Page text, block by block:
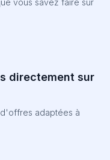
vous savez faire sur
directement sur
adaptées à